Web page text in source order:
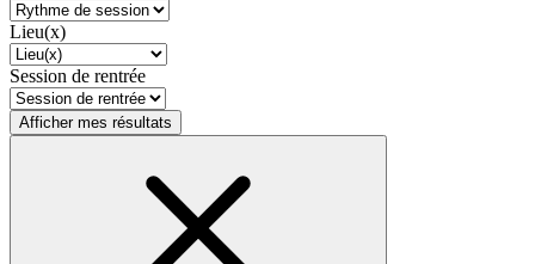
Lieu(x)
Session de rentrée
Afficher mes résultats